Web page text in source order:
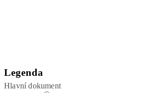
Legenda
Hlavní dokument